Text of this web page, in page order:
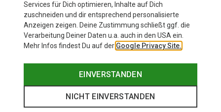
Services für Dich optimieren, Inhalte auf Dich
zuschneiden und dir entsprechend personalisierte
Anzeigen zeigen. Deine Zustimmung schließt ggf. die
Verarbeitung Deiner Daten u.a. auch in den USA ein.
Mehr Infos findest Du auf der Google Privacy Site.
EINVERSTANDEN
NICHT EINVERSTANDEN